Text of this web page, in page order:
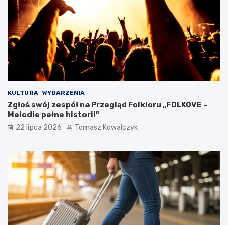
KULTURA WYDARZENIA
Zgłoś swój zespół na Przegląd Folkloru „FOLKOVE –
Melodie pełne historii”
22 lipca 2026 Tomasz Kowalczyk